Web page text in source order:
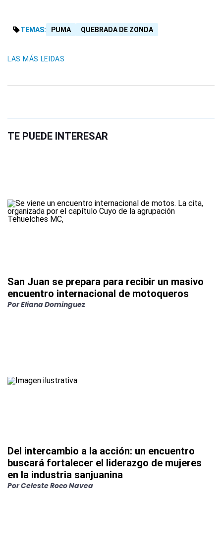
TEMAS: PUMA QUEBRADA DE ZONDA
LAS MÁS LEIDAS
TE PUEDE INTERESAR
San Juan se prepara para recibir un masivo
encuentro internacional de motoqueros
PorEliana Dominguez
Del intercambio a la acción: un encuentro
buscará fortalecer el liderazgo de mujeres
en la industria sanjuanina
PorCeleste Roco Navea